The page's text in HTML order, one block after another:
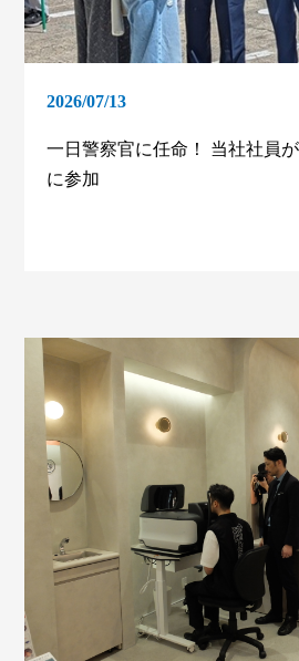
2026/07/13
一日警察官に任命！ 当社社員
に参加